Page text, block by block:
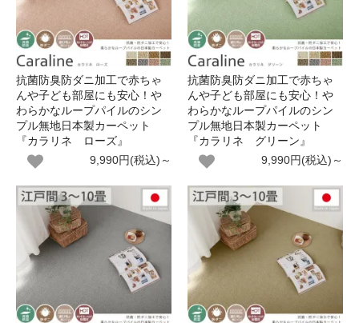
抗菌防臭防ダニ加工で赤ちゃ
んや子ども部屋にも安心！や
わらかなループパイルのシン
プル無地日本製カーペット
『カラリネ ローズ』
9,990円(税込)～
抗菌防臭防ダニ加工で赤ちゃ
んや子ども部屋にも安心！や
わらかなループパイルのシン
プル無地日本製カーペット
『カラリネ グリーン』
9,990円(税込)～